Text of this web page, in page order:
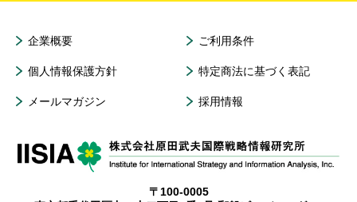
企業概要 ご利用条件
個人情報保護方針 特定商法に基づく表記
メールマガジン 採用情報
〒100-0005